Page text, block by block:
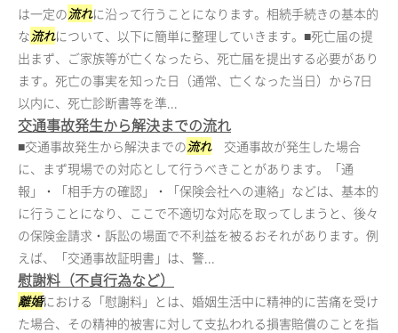
は一定の流れに沿って行うことになります。相続手続きの基本的
な流れについて、以下に簡単に整理していきます。■死亡届の提
出まず、ご家族等が亡くなったら、死亡届を提出する必要があり
ます。死亡の事実を知った日（通常、亡くなった当日）から7日
以内に、死亡診断書等を準...
交通事故発生から解決までの流れ
■交通事故発生から解決までの流れ交通事故が発生した場合
に、まず現場での対応として行うべきことがあります。「通
報」・「相手方の確認」・「保険会社への連絡」などは、基本的
に行うことになり、ここで不適切な対応を取ってしまうと、後々
の保険金請求・訴訟の場面で不利益を被るおそれがあります。例
えば、「交通事故証明書」は、警...
慰謝料（不貞行為など）
離婚における「慰謝料」とは、婚姻生活中に精神的に苦痛を受け
た場合、その精神的被害に対して支払われる損害賠償のことを指